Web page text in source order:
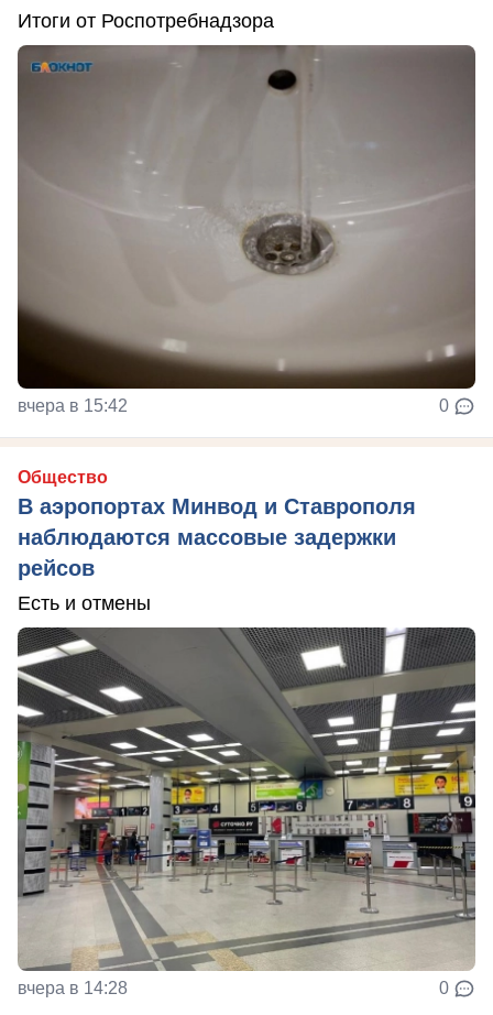
Итоги от Роспотребнадзора
вчера в 15:42 0
Общество
В аэропортах Минвод и Ставрополя
наблюдаются массовые задержки
рейсов
Есть и отмены
вчера в 14:28 0